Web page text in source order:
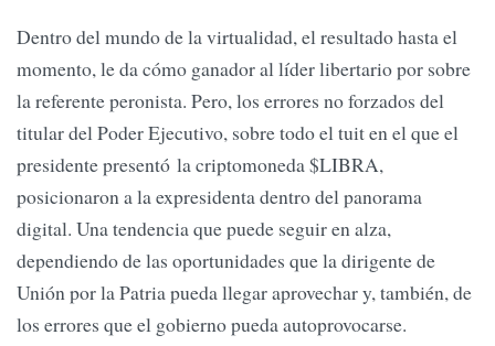
Dentro del mundo de la virtualidad, el resultado hasta el
momento, le da cómo ganador al líder libertario por sobre
la referente peronista. Pero, los errores no forzados del
titular del Poder Ejecutivo, sobre todo el tuit en el que el
presidente presentó la criptomoneda $LIBRA,
posicionaron a la expresidenta dentro del panorama
digital. Una tendencia que puede seguir en alza,
dependiendo de las oportunidades que la dirigente de
Unión por la Patria pueda llegar aprovechar y, también, de
los errores que el gobierno pueda autoprovocarse.